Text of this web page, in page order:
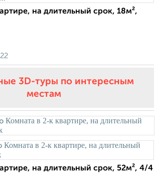
на длительный срок, 18м²,
3D-туры по интересным
местам
на длительный срок, 52м², 4/4